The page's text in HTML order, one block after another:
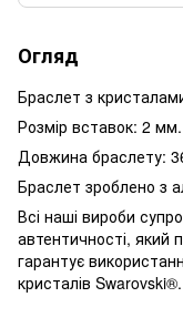
Огляд
Браслет з
Розмір вставок: 2 мм.
Довжина браслету:
Браслет зроблено з
Всі наші вироби
автентичності, який
гарантує
кристалів Swarovski®.